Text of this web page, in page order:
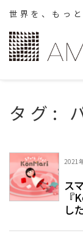
世界を、もっと
タグ:
2021
ス
し